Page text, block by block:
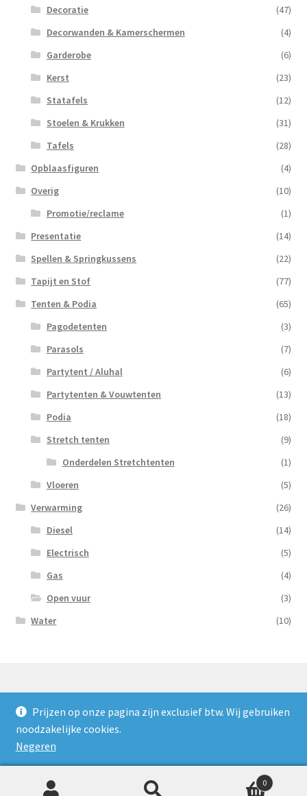
Prijzen op onze pagina zijn exclusief btw. Wij gebruiken
noodzakelijke cookies.
Negeren
Decoratie
(47)
Decorwanden & Kamerschermen
(4)
Garderobe
(6)
Kerst
(23)
Statafels
(12)
Stoelen & Krukken
(31)
Tafels
(28)
Opblaasfiguren
(4)
Overig
(10)
Promotie/reclame
(1)
Presentatie
(14)
Spellen & Springkussens
(22)
Tapijt en Stof
(77)
Tenten & Podia
(65)
Pagodetenten
(3)
Parasols
(7)
Partytent / Aluhal
(6)
Partytenten & Vouwtenten
(13)
Podia
(18)
Stretch tenten
(9)
Onderdelen Stretchtenten
(1)
Vloeren
(5)
Verwarming
(26)
Diesel
(14)
Electrisch
(5)
Gas
(4)
Open vuur
(3)
Water
(10)
© Nooijens Verhuur 2026
Privacybeleid
Gebouwd met WooCommerce
0